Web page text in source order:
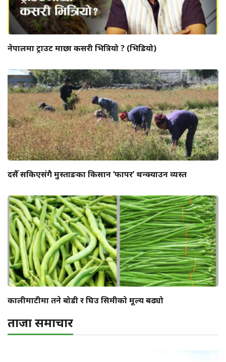
नेपालमा ट्राउट माछा कसरी भित्रियो ? (भिडियो)
दसैँ सकिएसंगै मुस्ताङका किसान ‘फापर’ थन्क्याउन व्यस्त
कालीमाटीमा तने बोडी र घिउ सिमीको मूल्य बढ्यो
ताजा समाचार